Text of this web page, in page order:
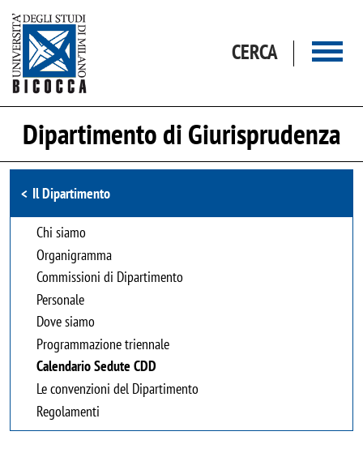
CERCA
Dipartimento di Giurisprudenza
Browse the section
Il Dipartimento
Chi siamo
Organigramma
Commissioni di Dipartimento
Personale
Dove siamo
Programmazione triennale
Calendario Sedute CDD
Le convenzioni del Dipartimento
Regolamenti